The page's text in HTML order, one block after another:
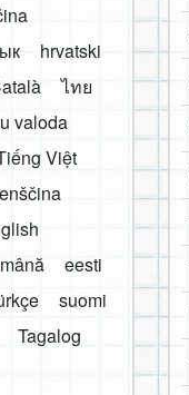
hrvatski
ไทย
valoda
Việt
eesti
suomi
Tagalog